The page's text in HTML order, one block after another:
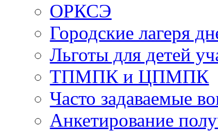
ОРКСЭ
Городские лагеря
Льготы для детей
ТПМПК и ЦПМПК
Часто задаваемые
Анкетирование